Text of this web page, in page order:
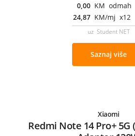
0,00 KM odmah
24,87 KM/mj x12
uz Student NET
Saznaj više
Xiaomi
Redmi Note 14 Pro+ 5G